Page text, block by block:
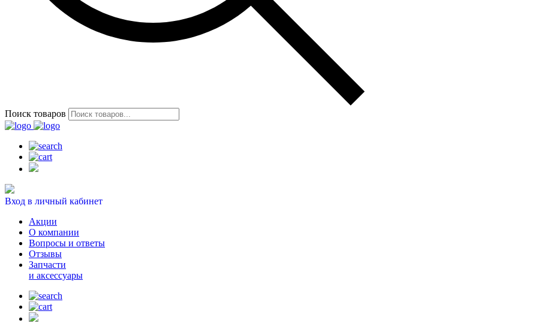
Поиск товаров
Вход в личный кабинет
Акции
О компании
Вопросы и ответы
Отзывы
Запчасти
и аксессуары